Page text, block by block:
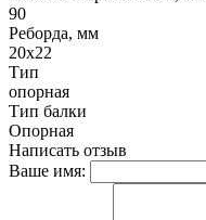
90
Реборда, мм
20х22
Тип
опорная
Тип балки
Опорная
Написать отзыв
Ваше имя: